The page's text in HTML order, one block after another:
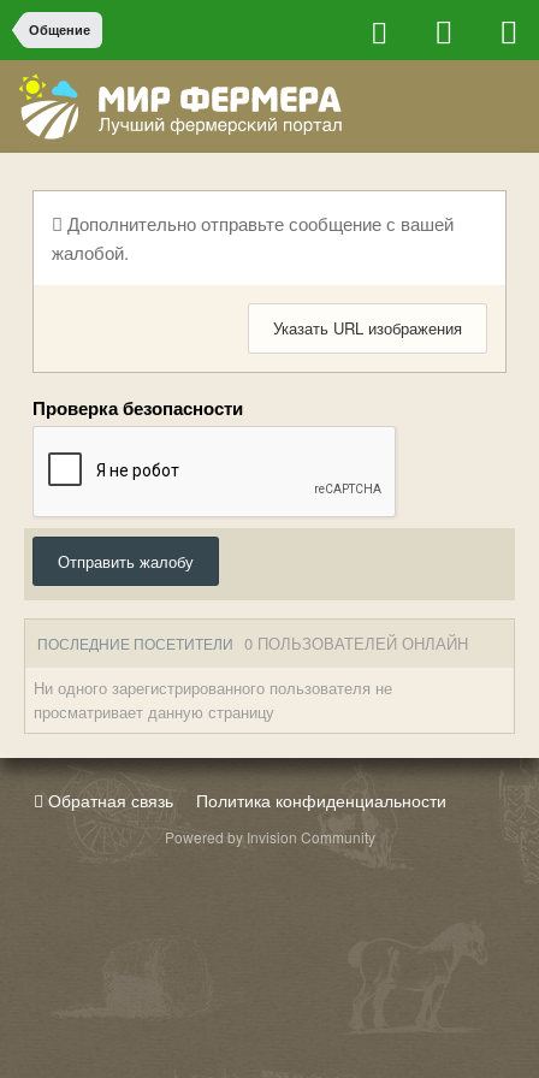
Общение
Дополнительно отправьте сообщение с вашей
жалобой.
Указать URL изображения
Проверка безопасности
Отправить жалобу
ПОСЛЕДНИЕ ПОСЕТИТЕЛИ 0 ПОЛЬЗОВАТЕЛЕЙ ОНЛАЙН
Ни одного зарегистрированного пользователя не
просматривает данную страницу
Обратная связь Политика конфиденциальности
Powered by Invision Community